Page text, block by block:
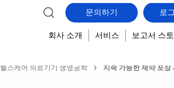
문의하기 로
회사 소개 서비스 보고서 스
헬스케어 의료기기 생명공학 지속 가능한 제약 포장